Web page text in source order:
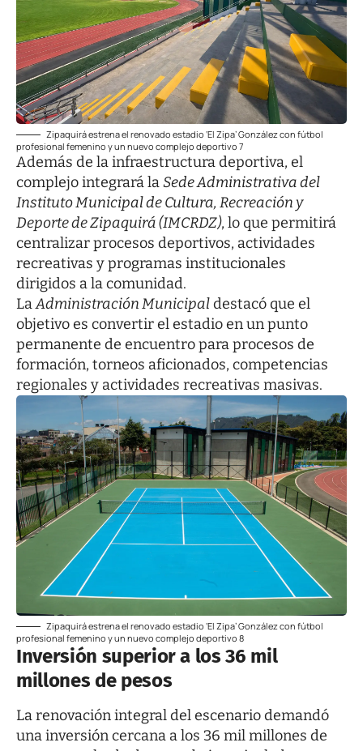
Zipaquirá estrena el renovado estadio ‘El Zipa’ González con fútbol
profesional femenino y un nuevo complejo deportivo 7
Además de la infraestructura deportiva, el
complejo integrará laSede Administrativa del
Instituto Municipal de Cultura, Recreación y
Deporte de Zipaquirá (IMCRDZ), lo que permitirá
centralizar procesos deportivos, actividades
recreativas y programas institucionales
dirigidos a la comunidad.
LaAdministración Municipaldestacó que el
objetivo es convertir el estadio en un punto
permanente de encuentro para procesos de
formación, torneos aficionados, competencias
regionales y actividades recreativas masivas.
Zipaquirá estrena el renovado estadio ‘El Zipa’ González con fútbol
profesional femenino y un nuevo complejo deportivo 8
Inversión superior a los 36 mil
millones de pesos
La renovación integral del escenario demandó
una inversión cercana a los 36 mil millones de